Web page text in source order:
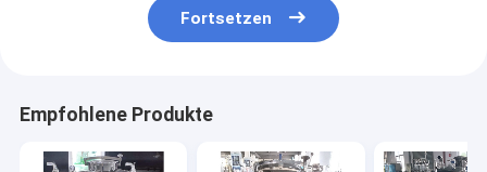
Fortsetzen
Empfohlene Produkte